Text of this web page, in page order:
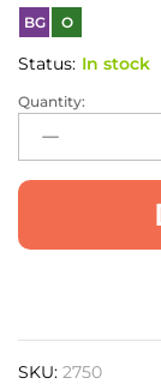
BG O
Status: In stock
Organski
Flips
McLLOYD`S
Kečap
50g
Quantity:
SKU: 2750